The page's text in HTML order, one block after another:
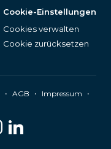
Cookie-Einstellungen
Cookies verwalten
Cookie zurücksetzen
• AGB • Impressum
•